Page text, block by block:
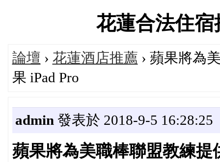
花蓮合法住
論壇 › 花蓮酒店推薦 › 蘋果將為
果 iPad Pro
admin 發表於 2018-9-5 16:28:25
蘋果將為美職棒聯盟教練提